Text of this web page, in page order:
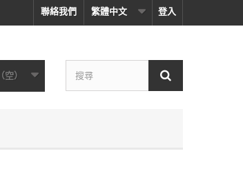
登入
繁體中文
聯絡我們
（空）